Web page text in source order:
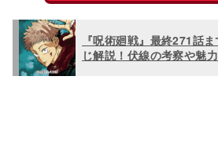
『呪術廻戦』最終271話
じ解説！伏線の考察や魅